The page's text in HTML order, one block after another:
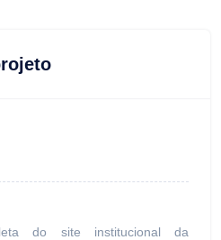
do site institucional da